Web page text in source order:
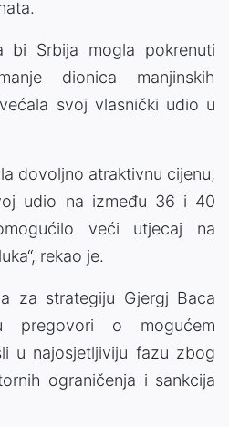
Srbija mogla pokrenuti
dionica manjinskih
svoj vlasnički udio u
dovoljno atraktivnu cijenu,
udio na između 36 i 40
veći utjecaj na
rekao je.
za strategiju Gjergj Baca
o mogućem
u najosjetljiviju fazu zbog
ograničenja i sankcija